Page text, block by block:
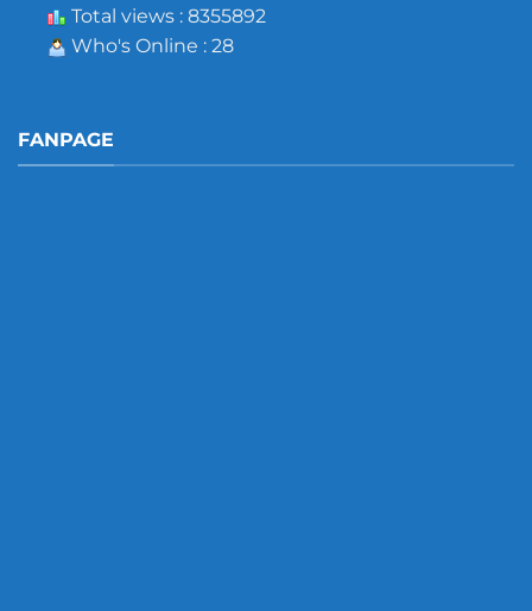
Total views : 8355892
Who's Online : 28
FANPAGE